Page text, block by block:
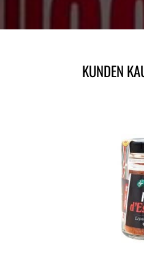
KUNDEN